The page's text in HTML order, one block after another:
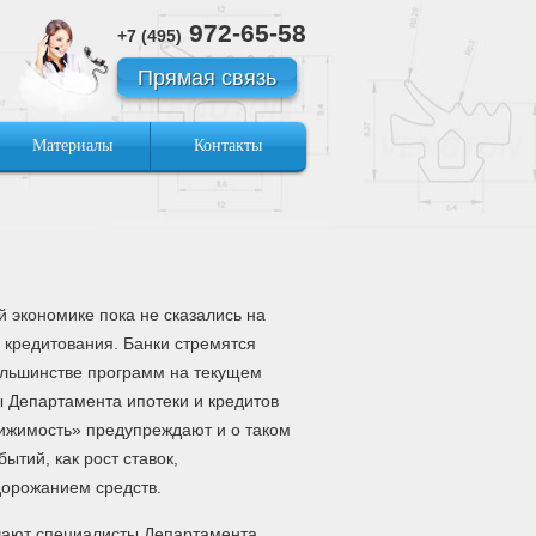
+7 (495) 972-65-58
Прямая связь
Материалы Контакты
пока не сказались на
кредитования. Банки стремятся
программ на текущем
ипотеки и кредитов
предупреждают и о таком
как рост ставок,
средств.